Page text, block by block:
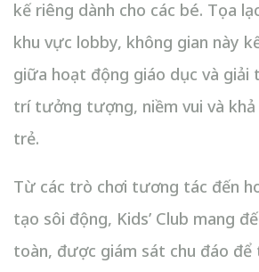
kế riêng dành cho các bé. Tọa
khu vực lobby, không gian này
giữa hoạt động giáo dục và giải
trí tưởng tượng, niềm vui và khả
trẻ.
Từ các trò chơi tương tác đến
tạo sôi động, Kids’ Club mang
toàn, được giám sát chu đáo để